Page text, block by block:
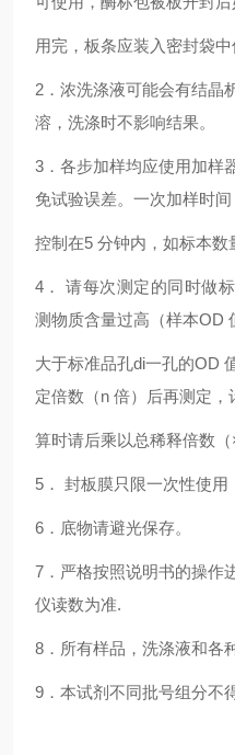
用完，板条应装入密封袋中
2．浓洗涤液可能会有结晶
溶，洗涤时不影响结果。
3．各步加样均应使用加样
免试验误差。一次加样时间
控制在5 分钟内，如标本数
4． 请每次测定的同时做
测物质含量过高（样本OD
大于标准品孔di一孔的OD
定倍数（n 倍）后再测定，
算时请后乘以总稀释倍数（
5． 封板膜只限一次性使用
6．底物请避光保存。
7．严格按照说明书的操作
仪读数为准.
8．所有样品，洗涤液和各
9．本试剂不同批号组分不